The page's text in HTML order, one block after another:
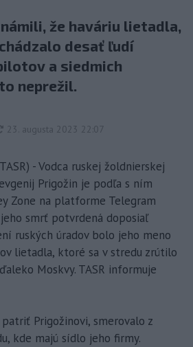
že haváriu lietadla,
desať ľudí
a siedmich
neprežil.
aktualizované
23. augusta 2023 22:07
- Vodca ruskej žoldnierskej
Prigožin je podľa s ním
Zone na platforme Telegram
smrť potvrdená doposiaľ
ruských úradov bolo jeho meno
lietadla, ktoré sa v stredu zrútilo
Moskvy. TASR informuje
Prigožinovi, smerovalo z
kde majú sídlo jeho firmy.